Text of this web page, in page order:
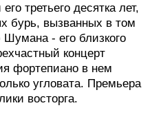
третьего десятка лет,
бурь, вызванных в том
- его близкого
концерт
фортепиано в нем
угловата. Премьера
восторга.